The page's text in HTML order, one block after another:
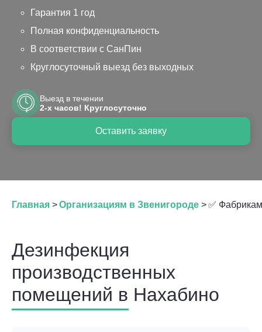
Гарантия 1 год
Полная конфиденциальность
В соответствии с СанПин
Круглосуточный выезд без выходных
Оставить заявку
Выезд в течении
2-х часов! Круглосуточно
Главная >Организациям в Звенигороде >✅
Дезинфекция
производственных
помещений в Нахабино